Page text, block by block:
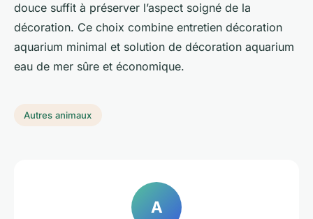
douce suffit à préserver l’aspect soigné de la
décoration. Ce choix combine entretien décoration
aquarium minimal et solution de décoration aquarium
eau de mer sûre et économique.
Autres animaux
A